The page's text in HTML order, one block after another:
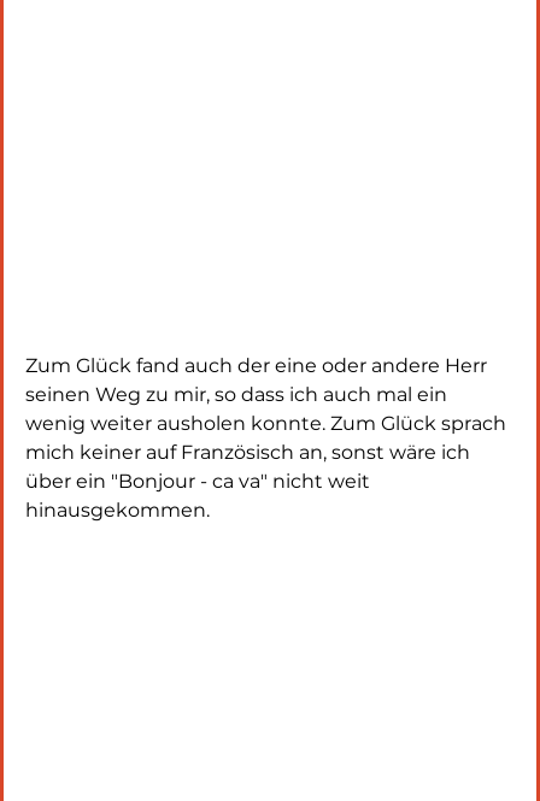
Zum Glück fand auch der eine oder andere Herr
seinen Weg zu mir, so dass ich auch mal ein
wenig weiter ausholen konnte. Zum Glück sprach
mich keiner auf Französisch an, sonst wäre ich
über ein "Bonjour - ca va" nicht weit
hinausgekommen.